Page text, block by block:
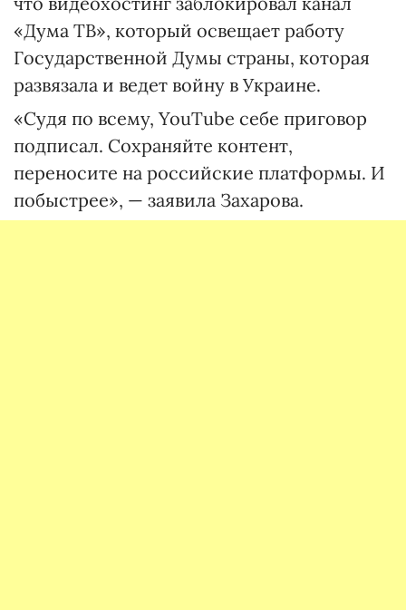
«Дума ТВ», который освещает работу
Государственной Думы страны, которая
развязала и ведет войну в Украине.
«Судя по всему, YouTube себе приговор
подписал. Сохраняйте контент,
переносите на российские платформы. И
побыстрее», — заявила Захарова.